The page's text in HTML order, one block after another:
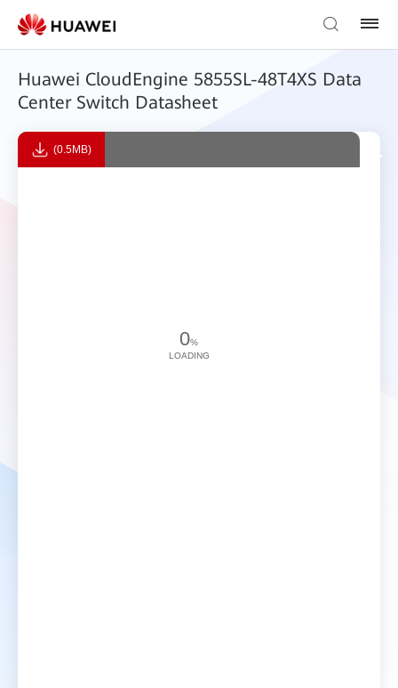
Huawei CloudEngine 5855SL-48T4XS Data
Center Switch Datasheet
(0.5MB)
0%
LOADING